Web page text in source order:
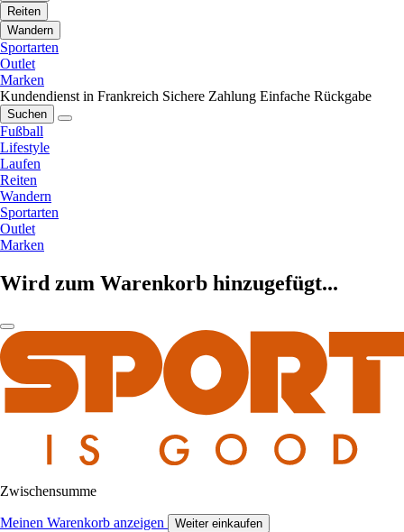
Reiten
Wandern
Sportarten
Outlet
Marken
Kundendienst in Frankreich Sichere Zahlung Einfache Rückgabe
Suchen
Fußball
Lifestyle
Laufen
Reiten
Wandern
Sportarten
Outlet
Marken
Wird zum Warenkorb hinzugefügt...
Zwischensumme
Meinen Warenkorb anzeigen Weiter einkaufen